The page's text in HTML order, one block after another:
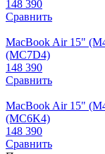
148 390
Сравнить
MacBook Air 15"
(MC7D4)
148 390
Сравнить
MacBook Air 15"
(MC6K4)
148 390
Сравнить